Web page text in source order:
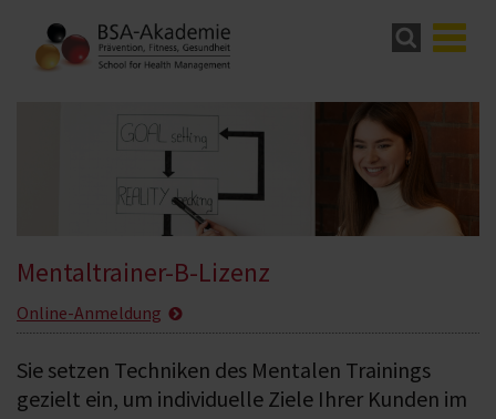
Mentaltrainer-B-Lizenz
Online-Anmeldung
Sie setzen Techniken des Mentalen Trainings
gezielt ein, um individuelle Ziele Ihrer Kunden im